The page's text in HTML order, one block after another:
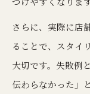
さらに、実際に店
ることで、スタイ
大切です。失敗例
伝わらなかった」